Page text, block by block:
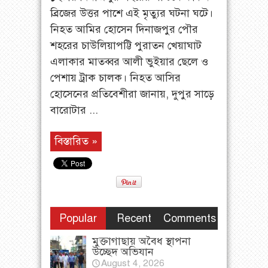
ব্রিজের উত্তর পাশে এই মৃত্যুর ঘটনা ঘটে।
নিহত আমির হোসেন দিনাজপুর পৌর
শহরের চাউলিয়াপট্টি পুরাতন খেয়াঘাট
এলাকার মাতব্বর আলী ভুইয়ার ছেলে ও
পেশায় ট্রাক চালক। নিহত আসির
হোসেনের প্রতিবেশীরা জানায়, দুপুর সাড়ে
বারোটার ...
বিস্তারিত »
Popular Recent
Comments
মুক্তাগাছায় অবৈধ স্থাপনা
উচ্ছেদ অভিযান
August 4, 2026